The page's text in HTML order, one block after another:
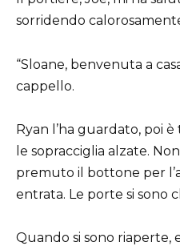
sorridendo
“Sloane, benvenuta a
cappello.
Ryan l’ha guardato, poi
le sopracciglia alzate.
premuto il bottone per
entrata. Le porte si sono
Quando si sono riaperte,